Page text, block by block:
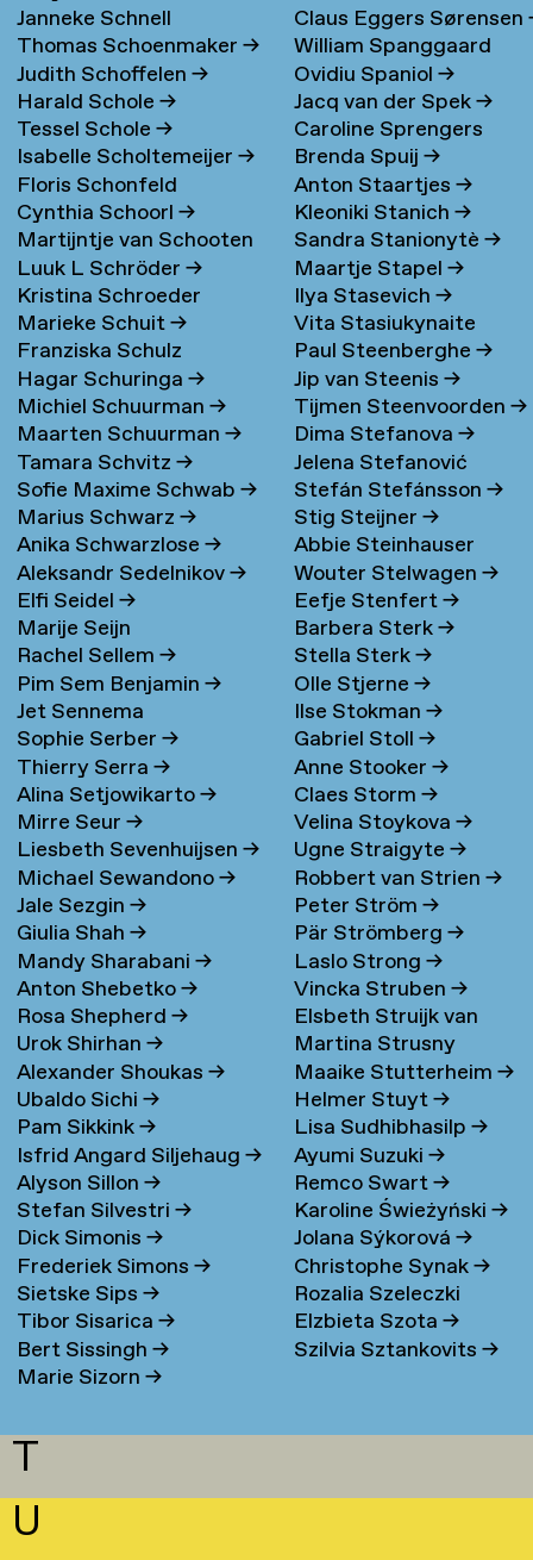
Schneevoigt→
Janneke Schnell
Thomas Schoenmaker→
Judith Schoffelen→
Harald Schole→
Tessel Schole→
Isabelle Scholtemeijer→
Floris Schonfeld
Cynthia Schoorl→
Martijntje van Schooten
→
Luuk L Schröder→
Kristina Schroeder
Marieke Schuit→
Franziska Schulz
Hagar Schuringa→
Michiel Schuurman→
Maarten Schuurman→
Tamara Schvitz→
Sofie Maxime Schwab→
Marius Schwarz→
Anika Schwarzlose→
Aleksandr Sedelnikov→
Elfi Seidel→
Marije Seijn
Rachel Sellem→
Pim Sem Benjamin→
Jet Sennema
Sophie Serber→
Thierry Serra→
Alina Setjowikarto→
Mirre Seur→
Liesbeth Sevenhuijsen→
Michael Sewandono→
Jale Sezgin→
Giulia Shah→
Mandy Sharabani→
Anton Shebetko→
Rosa Shepherd→
Urok Shirhan→
Alexander Shoukas→
Ubaldo Sichi→
Pam Sikkink→
Isfrid Angard Siljehaug→
Alyson Sillon→
Stefan Silvestri→
Dick Simonis→
Frederiek Simons→
Sietske Sips→
Tibor Sisarica→
Bert Sissingh→
Marie Sizorn→
→
Claus Eggers Sørensen
William Spanggaard
Nielsen→
Ovidiu Spaniol→
Jacq van der Spek→
Caroline Sprengers
Brenda Spuij→
Anton Staartjes→
Kleoniki Stanich→
Sandra Stanionytè→
Maartje Stapel→
Ilya Stasevich→
Vita Stasiukynaite
Paul Steenberghe→
Jip van Steenis→
Tijmen Steenvoorden→
Dima Stefanova→
Jelena Stefanović
Stefán Stefánsson→
Stig Steijner→
Abbie Steinhauser
Wouter Stelwagen→
Eefje Stenfert→
Barbera Sterk→
Stella Sterk→
Olle Stjerne→
Ilse Stokman→
Gabriel Stoll→
Anne Stooker→
Claes Storm→
Velina Stoykova→
Ugne Straigyte→
Robbert van Strien→
Peter Ström→
Pär Strömberg→
Laslo Strong→
Vincka Struben→
Elsbeth Struijk van
Bergen→
Martina Strusny
Maaike Stutterheim→
Helmer Stuyt→
Lisa Sudhibhasilp→
Ayumi Suzuki→
Remco Swart→
Karoline Świeżyński→
Jolana Sýkorová→
Christophe Synak→
Rozalia Szeleczki
Elzbieta Szota→
Szilvia Sztankovits→
T
U